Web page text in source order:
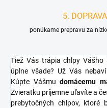
5.
ponúkame prepravu za
Tiež Vás trápia chlpy Vášho
úplne všade? Už Vás
Kúpte Vášmudomácemu
Zvieratku príjemne uľavíte a
prebytočných chlpov, ktoré